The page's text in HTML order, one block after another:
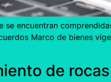
encuentran
Marco de bienes
de